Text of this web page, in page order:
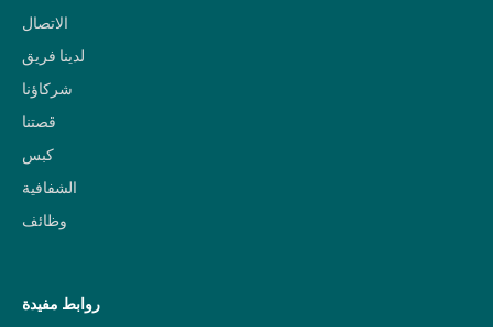
الاتصال
لدينا فريق
شركاؤنا
قصتنا
كبس
الشفافية
وظائف
روابط مفيدة